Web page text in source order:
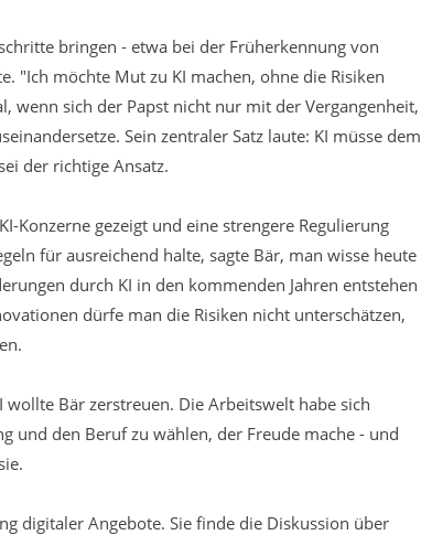
bringen - etwa bei der Früherkennung von
"Ich möchte Mut zu KI machen, ohne die Risiken
wenn sich der Papst nicht nur mit der Vergangenheit,
Sein zentraler Satz laute: KI müsse dem
der richtige Ansatz.
Konzerne gezeigt und eine strengere Regulierung
für ausreichend halte, sagte Bär, man wisse heute
durch KI in den kommenden Jahren entstehen
dürfe man die Risiken nicht unterschätzen,
Bär zerstreuen. Die Arbeitswelt habe sich
und den Beruf zu wählen, der Freude mache - und
digitaler Angebote. Sie finde die Diskussion über